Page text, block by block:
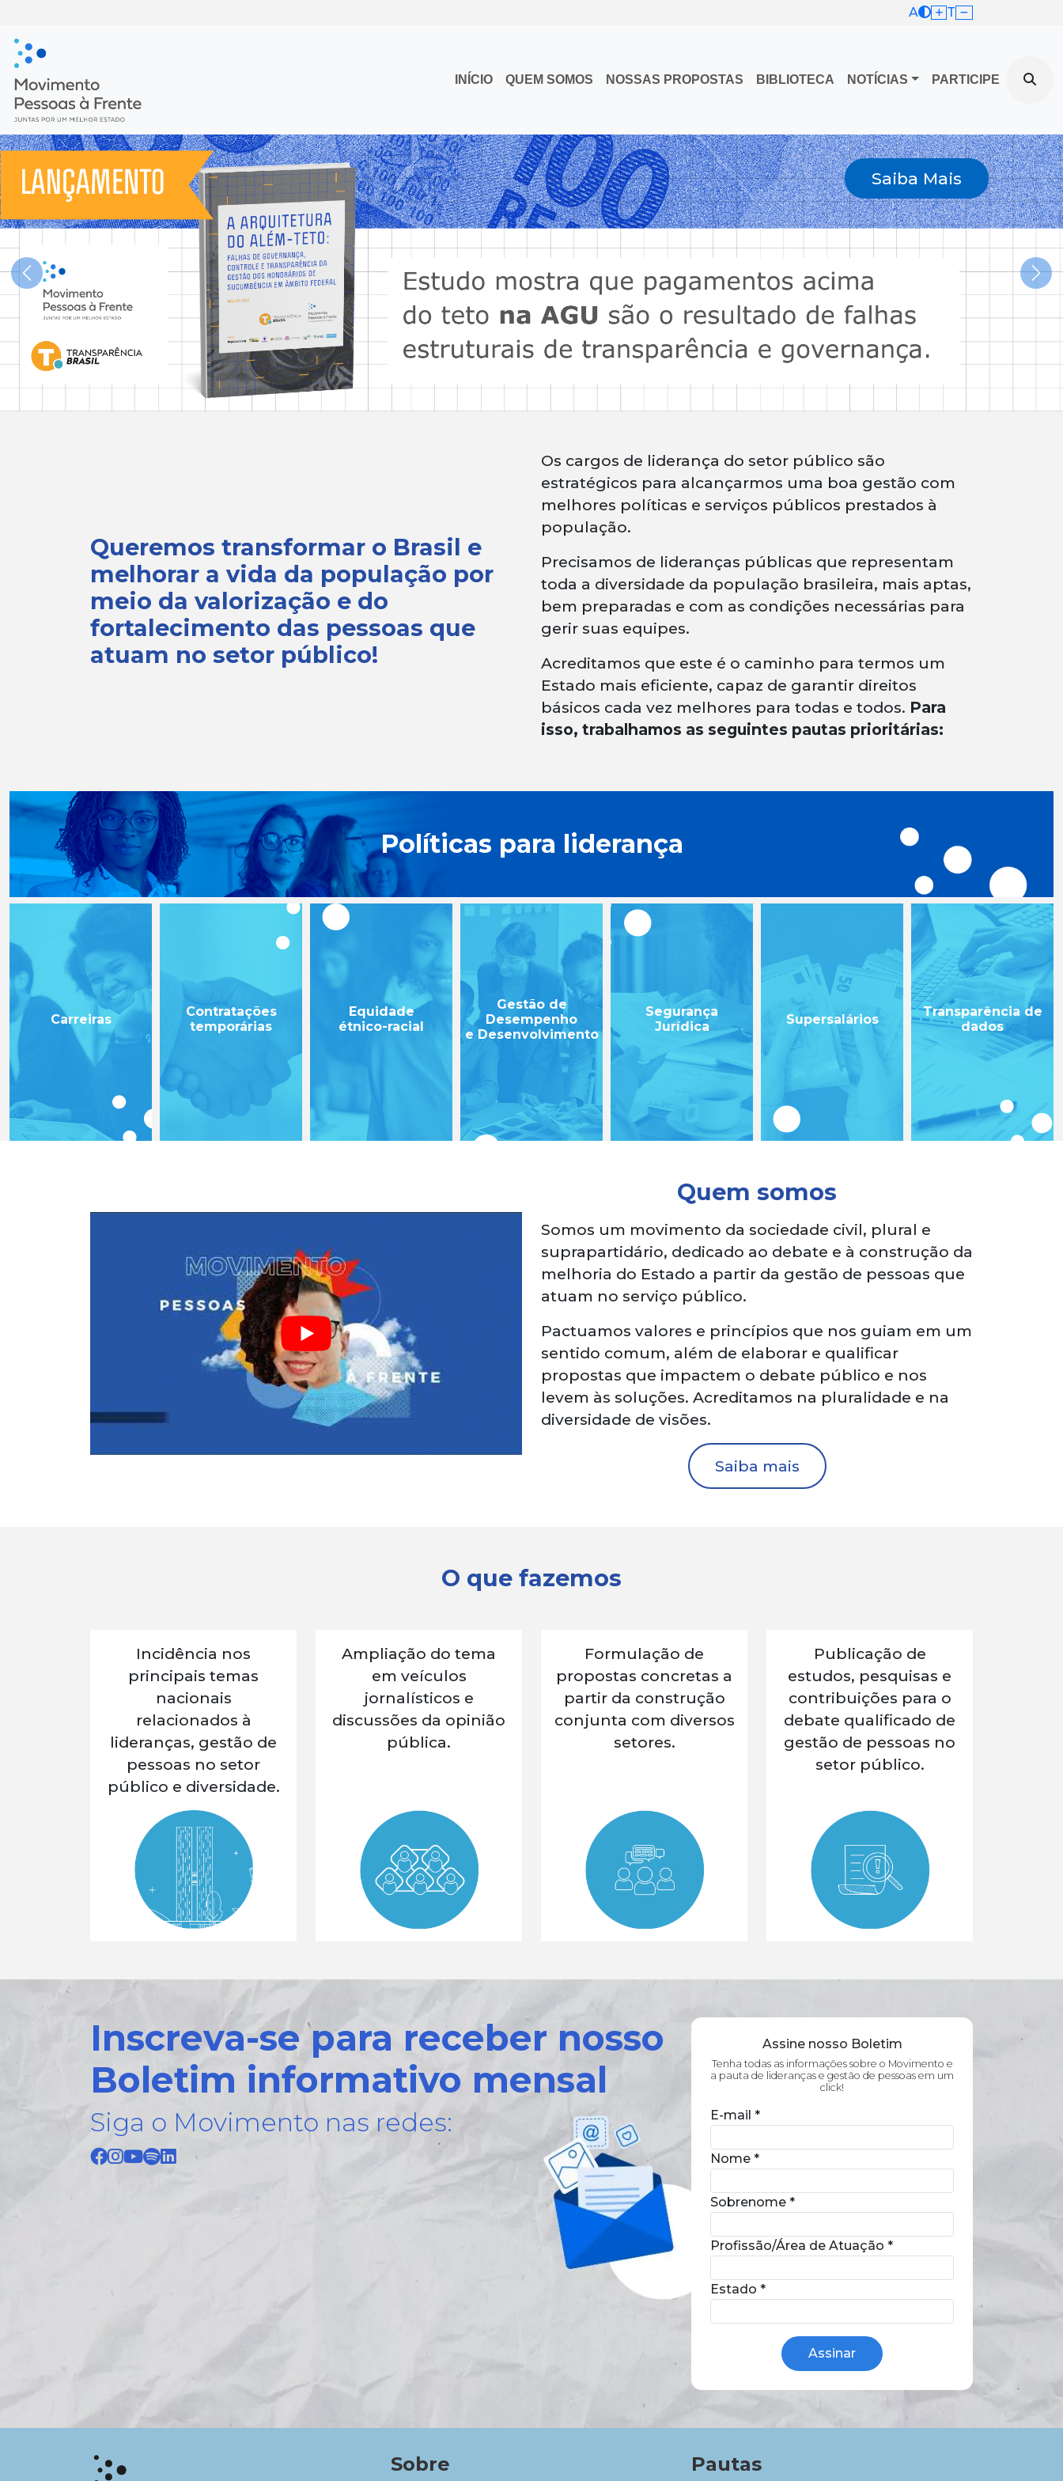
A T
INÍCIO QUEM SOMOS NOSSAS PROPOSTAS BIBLIOTECA NOTÍCIAS PARTICIPE
Saiba Mais
Previous
Queremos transformar o Brasil e
melhorar a vida da população por
meio da valorização e do
fortalecimento das pessoas que
atuam no setor público!
Os cargos de liderança do setor público são
estratégicos para alcançarmos uma boa gestão com
melhores políticas e serviços públicos prestados à
população.
Precisamos de lideranças públicas que representam
toda a diversidade da população brasileira, mais aptas,
bem preparadas e com as condições necessárias para
gerir suas equipes.
Acreditamos que este é o caminho para termos um
Estado mais eficiente, capaz de garantir direitos
básicos cada vez melhores para todas e todos. Para
isso, trabalhamos as seguintes pautas prioritárias:
Políticas para liderança
Carreiras
Contratações
temporárias
Equidade
étnico-racial
Gestão de
Desempenho
e Desenvolvimento
Segurança
Jurídica
Supersalários
Transparência de
dados
Quem somos
Somos um movimento da sociedade civil, plural e
suprapartidário, dedicado ao debate e à construção da
melhoria do Estado a partir da gestão de pessoas que
atuam no serviço público.
Pactuamos valores e princípios que nos guiam em um
sentido comum, além de elaborar e qualificar
propostas que impactem o debate público e nos
levem às soluções. Acreditamos na pluralidade e na
diversidade de visões.
Saiba mais
O que fazemos
Incidência nos
principais temas
nacionais
relacionados à
lideranças, gestão de
pessoas no setor
público e diversidade.
Ampliação do tema
em veículos
jornalísticos e
discussões da opinião
pública.
Formulação de
propostas concretas a
partir da construção
conjunta com diversos
setores.
Publicação de
estudos, pesquisas e
contribuições para o
debate qualificado de
gestão de pessoas no
setor público.
Inscreva-se para receber nosso
Boletim informativo mensal
Siga o Movimento nas redes:
Assine nosso Boletim
Tenha todas as informações sobre o Movimento e
a pauta de lideranças e gestão de pessoas em um
click!
E-mail *
Nome *
Sobrenome *
Profissão/Área de Atuação *
Estado *
Sobre Pautas